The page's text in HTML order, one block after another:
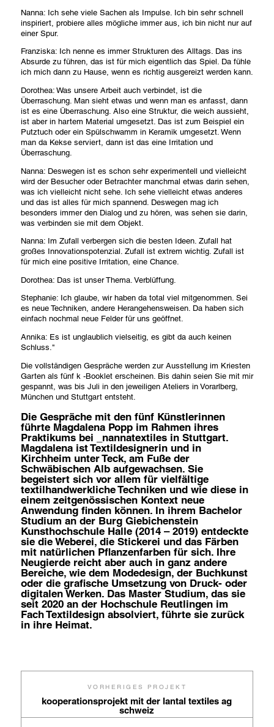
Nanna: Ich sehe viele Sachen als Impulse. Ich bin sehr schnell
inspiriert, probiere alles mögliche immer aus, ich bin nicht nur auf
einer Spur.
Franziska: Ich nenne es immer Strukturen des Alltags. Das ins
Absurde zu führen, das ist für mich eigentlich das Spiel. Da fühle
ich mich dann zu Hause, wenn es richtig ausgereizt werden kann.
Dorothea: Was unsere Arbeit auch verbindet, ist die
Überraschung. Man sieht etwas und wenn man es anfasst, dann
ist es eine Überraschung. Also eine Struktur, die weich aussieht,
ist aber in hartem Material umgesetzt. Das ist zum Beispiel ein
Putztuch oder ein Spülschwamm in Keramik umgesetzt. Wenn
man da Kekse serviert, dann ist das eine Irritation und
Überraschung.
Nanna: Deswegen ist es schon sehr experimentell und vielleicht
wird der Besucher oder Betrachter manchmal etwas darin sehen,
was ich vielleicht nicht sehe. Ich sehe vielleicht etwas anderes
und das ist alles für mich spannend. Deswegen mag ich
besonders immer den Dialog und zu hören, was sehen sie darin,
was verbinden sie mit dem Objekt.
Nanna: Im Zufall verbergen sich die besten Ideen. Zufall hat
großes Innovationspotenzial. Zufall ist extrem wichtig. Zufall ist
für mich eine positive Irritation, eine Chance.
Dorothea: Das ist unser Thema. Verblüffung.
Stephanie: Ich glaube, wir haben da total viel mitgenommen. Sei
es neue Techniken, andere Herangehensweisen. Da haben sich
einfach nochmal neue Felder für uns geöffnet.
Annika: Es ist unglaublich vielseitig, es gibt da auch keinen
Schluss."
Die vollständigen Gespräche werden zur Ausstellung im Kriesten
Garten als fünf k -Booklet erscheinen. Bis dahin seien Sie mit mir
gespannt, was bis Juli in den jeweiligen Ateliers in Vorarlberg,
München und Stuttgart entsteht.
Die Gespräche mit den fünf Künstlerinnen
führte Magdalena Popp im Rahmen ihres
Praktikums bei _nannatextiles in Stuttgart.
Magdalena ist Textildesignerin und in
Kirchheim unter Teck, am Fuße der
Schwäbischen Alb aufgewachsen. Sie
begeistert sich vor allem für vielfältige
textilhandwerkliche Techniken und wie diese in
einem zeitgenössischen Kontext neue
Anwendung finden können. In ihrem Bachelor
Studium an der Burg Giebichenstein
Kunsthochschule Halle (2014 – 2019) entdeckte
sie die Weberei, die Stickerei und das Färben
mit natürlichen Pflanzenfarben für sich. Ihre
Neugierde reicht aber auch in ganz andere
Bereiche, wie dem Modedesign, der Buchkunst
oder die grafische Umsetzung von Druck- oder
digitalen Werken. Das Master Studium, das sie
seit 2020 an der Hochschule Reutlingen im
Fach Textildesign absolviert, führte sie zurück
in ihre Heimat.
VORHERIGES PROJEKT
kooperationsprojekt mit der lantal textiles ag
schweiz